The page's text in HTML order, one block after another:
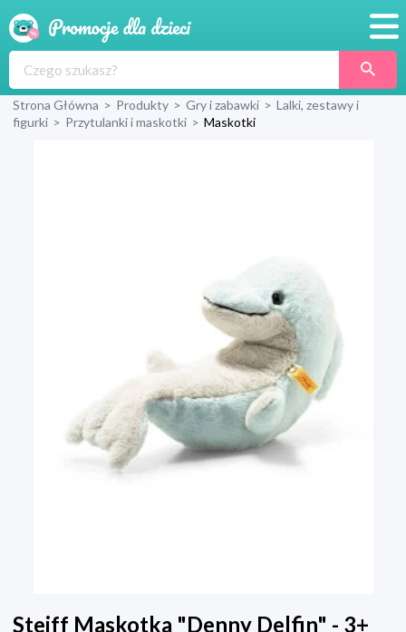
Produkty
Strona Główna > Produkty > Gry i zabawki > Lalki, zestawy i
figurki > Przytulanki i maskotki > Maskotki
Steiff Maskotka "Denny Delfin" - 3+